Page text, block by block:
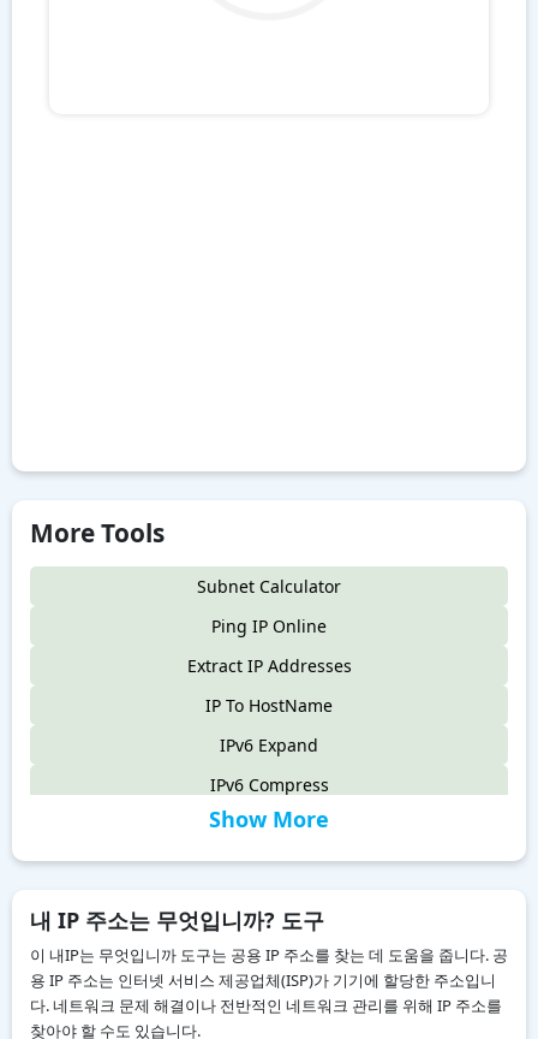
More Tools
Subnet Calculator
Ping IP Online
Extract IP Addresses
IP To HostName
IPv6 Expand
IPv6 Compress
IPv4 to IPv6
IPv6 Compatibility Checker
Local IPv6 Address Generator
IPv6 CIDR to Range Calculator
Show More
내 IP 주소는 무엇입니까? 도구
이 내IP는 무엇입니까 도구는 공용 IP 주소를 찾는 데 도움을 줍니다. 공
용 IP 주소는 인터넷 서비스 제공업체(ISP)가 기기에 할당한 주소입니
다. 네트워크 문제 해결이나 전반적인 네트워크 관리를 위해 IP 주소를
찾아야 할 수도 있습니다.